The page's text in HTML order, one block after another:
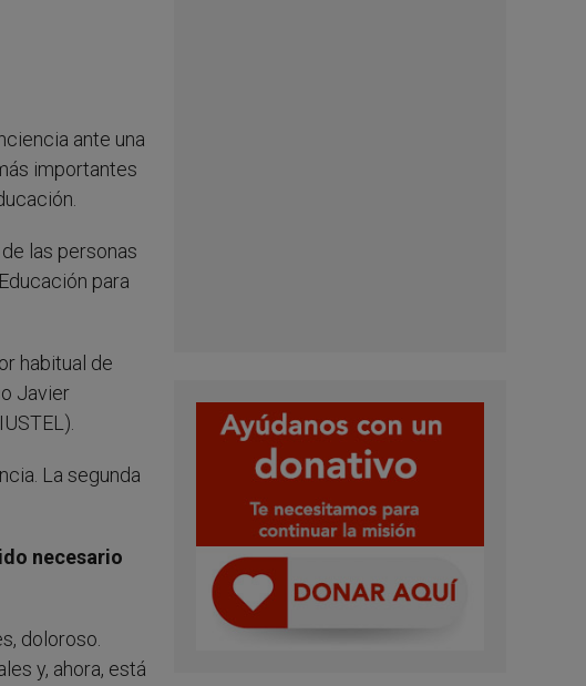
ante una
importantes
las personas
para
habitual de
Javier
La segunda
necesario
doloroso.
y, ahora, está